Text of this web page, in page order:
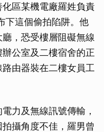
區某機電廠羅姓負責
下這個偷拍陷阱。他
，恐受樓層阻礙無線
公室及二樓宿舍的正
由器裝在二樓女員工
力及無線訊號傳輸，
攝角度不佳，羅男曾